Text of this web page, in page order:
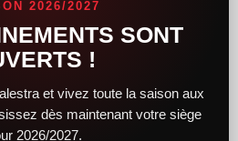
et engagé, le CVB52 n’a pas réussi
à Toulouse. Trop irréguliers et
d’air, les Chaumontais s’inclinent
2026/2027
SONT
!
et vivez toute la saison aux
dès maintenant votre siège
2026/2027.